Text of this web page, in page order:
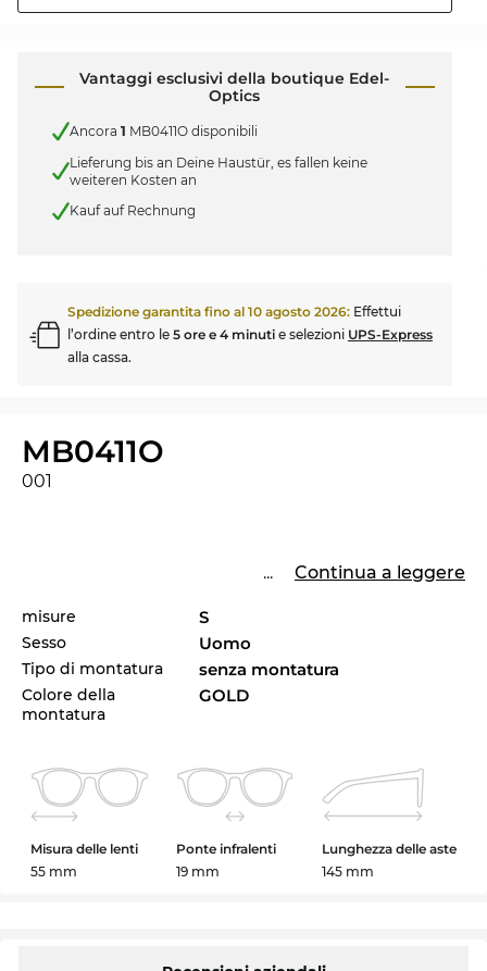
Vantaggi esclusivi della boutique Edel-
Optics
Ancora 1 MB0411O disponibili
Lieferung bis an Deine Haustür, es fallen keine
weiteren Kosten an
Kauf auf Rechnung
Spedizione garantita fino al 10 agosto 2026: Effettui
l’ordine entro le 5 ore e 4 minuti e selezioni UPS-Express
alla cassa.
MB0411O
001
... Continua a leggere
misure S
Sesso Uomo
Tipo di montatura senza montatura
Colore della
montatura
GOLD
Misura delle lenti
55 mm
Ponte infralenti
19 mm
Lunghezza delle aste
145 mm